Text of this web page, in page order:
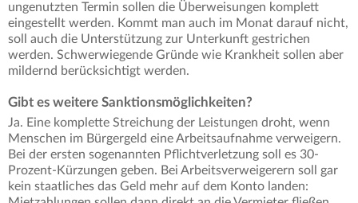
ungenutzten Termin sollen die Überweisungen komplett
eingestellt werden. Kommt man auch im Monat darauf nicht,
soll auch die Unterstützung zur Unterkunft gestrichen
werden. Schwerwiegende Gründe wie Krankheit sollen aber
mildernd berücksichtigt werden.
Gibt es weitere Sanktionsmöglichkeiten?
Ja. Eine komplette Streichung der Leistungen droht, wenn
Menschen im Bürgergeld eine Arbeitsaufnahme verweigern.
Bei der ersten sogenannten Pflichtverletzung soll es 30-
Prozent-Kürzungen geben. Bei Arbeitsverweigerern soll gar
kein staatliches das Geld mehr auf dem Konto landen: